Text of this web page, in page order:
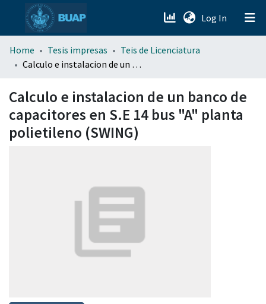
Log In (current)
menu.section.about_menu
Home Tesis impresas
Teis de Licenciatura
Calculo e instalacion de un banco de capacitores en S.E 14 bus "A" planta polietileno (SWING)
Calculo e instalacion de un banco de
capacitores en S.E 14 bus "A" planta
polietileno (SWING)